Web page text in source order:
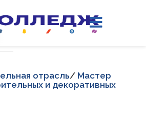
отрасль/ Мастер
и декоративных